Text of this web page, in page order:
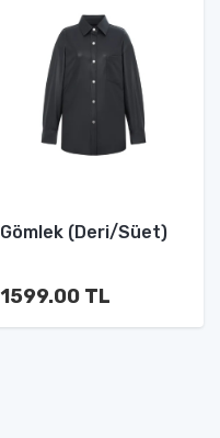
Gömlek (Deri/Süet)
1599.00 TL